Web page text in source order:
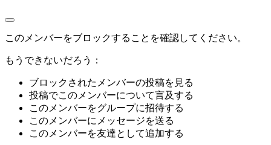
ト
このメンバーをブロックすることを確認してください。
もうできないだろう：
ブロックされたメンバーの投稿を見る
投稿でこのメンバーについて言及する
このメンバーをグループに招待する
このメンバーにメッセージを送る
このメンバーを友達として追加する